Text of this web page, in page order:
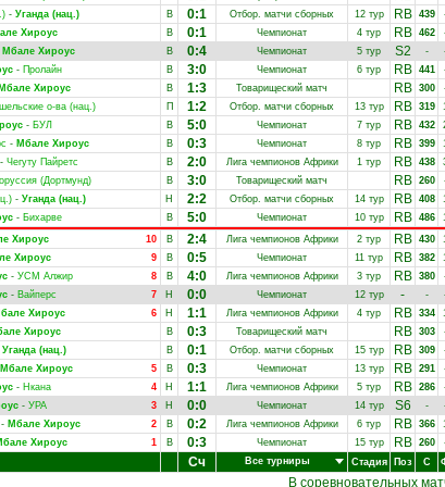
- Уганда (нац.) В 0:1 Отбор. матчи сборных 12 тур RB 439
Хироус В 0:1 Чемпионат 4 тур RB 462
Мбале Хироус В 0:4 Чемпионат 5 тур S2 -
- Пролайн В 3:0 Чемпионат 6 тур RB 441
Мбале Хироус В 1:3 Товарищеский матч RB 300
о-ва (нац.) П 1:2 Отбор. матчи сборных 13 тур RB 319
- БУЛ В 5:0 Чемпионат 7 тур RB 432
- Мбале Хироус В 0:3 Чемпионат 8 тур RB 399
Чегуту Пайретс В 2:0 Лига чемпионов Африки 1 тур RB 438
(Дортмунд) В 3:0 Товарищеский матч RB 260
- Уганда (нац.) Н 2:2 Отбор. матчи сборных 14 тур RB 408
- Бихарве В 5:0 Чемпионат 10 тур RB 486
10
Хироус В 2:4 Лига чемпионов Африки 2 тур RB 430
9
Хироус В 0:5 Чемпионат 11 тур RB 382
8
- УСМ Алжир В 4:0 Лига чемпионов Африки 3 тур RB 380
7
- Вайперс Н 0:0 Чемпионат 12 тур - -
6
Хироус Н 1:1 Лига чемпионов Африки 4 тур RB 334
Хироус В 0:3 Товарищеский матч RB 303
Уганда (нац.) В 0:1 Отбор. матчи сборных 15 тур RB 309
5
Мбале Хироус В 0:3 Чемпионат 13 тур RB 291
4
- Нкана Н 1:1 Лига чемпионов Африки 5 тур RB 286
3
- УРА Н 0:0 Чемпионат 14 тур S6 -
2
- Мбале Хироус В 0:2 Лига чемпионов Африки 6 тур RB 366
1
Хироус В 0:3 Чемпионат 15 тур RB 260
Сч Все турниры Стадия Поз С
В соревновательных